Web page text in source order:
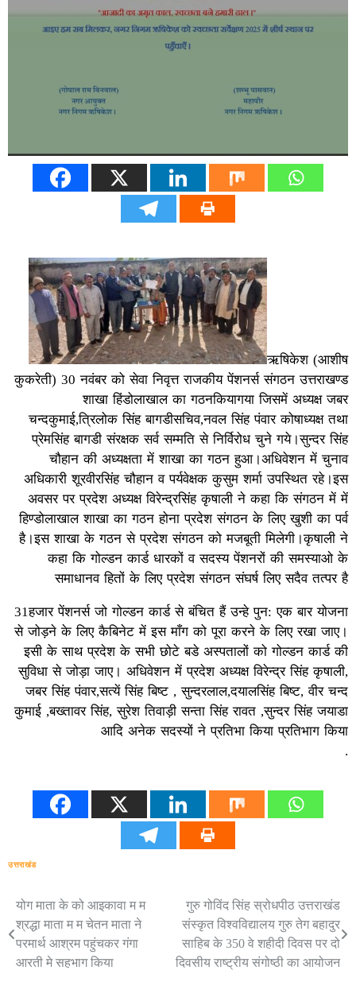
ऋषिकेश (आशीष
कुकरेती) 30 नवंबर को सेवा निवृत्त राजकीय पेंशनर्स संगठन उत्तराखण्ड
शाखा हिंडोलाखाल का गठनकियागया जिसमें अध्यक्ष जबर
चन्दकुमाई,त्रिलोक सिंह बागडीसचिव,नवल सिंह पंवार कोषाध्यक्ष तथा
प्रेमसिंह बागडी संरक्षक सर्व सम्मति से निर्विरोध चुने गये।सुन्दर सिंह
चौहान की अध्यक्षता में शाखा का गठन हुआ।अधिवेशन में चुनाव
अधिकारी शूरवीरसिंह चौहान व पर्यवेक्षक कुसुम शर्मा उपस्थित रहे।इस
अवसर पर प्रदेश अध्यक्ष विरेन्द्रसिंह कृषाली ने कहा कि संगठन में में
हिण्डोलाखाल शाखा का गठन होना प्रदेश संगठन के लिए खुशी का पर्व
है।इस शाखा के गठन से प्रदेश संगठन को मजबूती मिलेगी।कृषाली ने
कहा कि गोल्डन कार्ड धारकों व सदस्य पेंशनरों की समस्याओ के
समाधानव हितों के लिए प्रदेश संगठन संघर्ष लिए सदैव तत्पर है
31हजार पेंशनर्स जो गोल्डन कार्ड से बंचित हैं उन्हे पुन: एक बार योजना
से जोड़ने के लिए कैबिनेट में इस माँग को पूरा करने के लिए रखा जाए।
इसी के साथ प्रदेश के सभी छोटे बडे अस्पतालों को गोल्डन कार्ड की
सुविधा से जोड़ा जाए। अधिवेशन में प्रदेश अध्यक्ष विरेन्द्र सिंह कृषाली,
जबर सिंह पंवार,सत्यें सिंह बिष्ट , सुन्दरलाल,दयालसिंह बिष्ट, वीर चन्द
कुमाई ,बख्तावर सिंह, सुरेश तिवाड़ी सन्ता सिंह रावत ,सुन्दर सिंह जयाडा
आदि अनेक सदस्यों ने प्रतिभा किया प्रतिभाग किया
.
उत्तराखंड
Post
navigation
योग माता के को आइकावा म म
श्रद्धा माता म म चेतन माता ने
परमार्थ आश्रम पहुंचकर गंगा
आरती मे सहभाग किया
गुरु गोविंद सिंह स्रोधपीठ उत्तराखंड
संस्कृत विश्वविद्यालय गुरु तेग बहादुर
साहिब के 350 वे शहीदी दिवस पर दो
दिवसीय राष्ट्रीय संगोष्ठी का आयोजन